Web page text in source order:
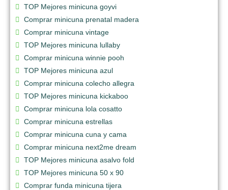
TOP Mejores minicuna goyvi
Comprar minicuna prenatal madera
Comprar minicuna vintage
TOP Mejores minicuna lullaby
Comprar minicuna winnie pooh
TOP Mejores minicuna azul
Comprar minicuna colecho allegra
TOP Mejores minicuna kickaboo
Comprar minicuna lola cosatto
Comprar minicuna estrellas
Comprar minicuna cuna y cama
Comprar minicuna next2me dream
TOP Mejores minicuna asalvo fold
TOP Mejores minicuna 50 x 90
Comprar funda minicuna tijera